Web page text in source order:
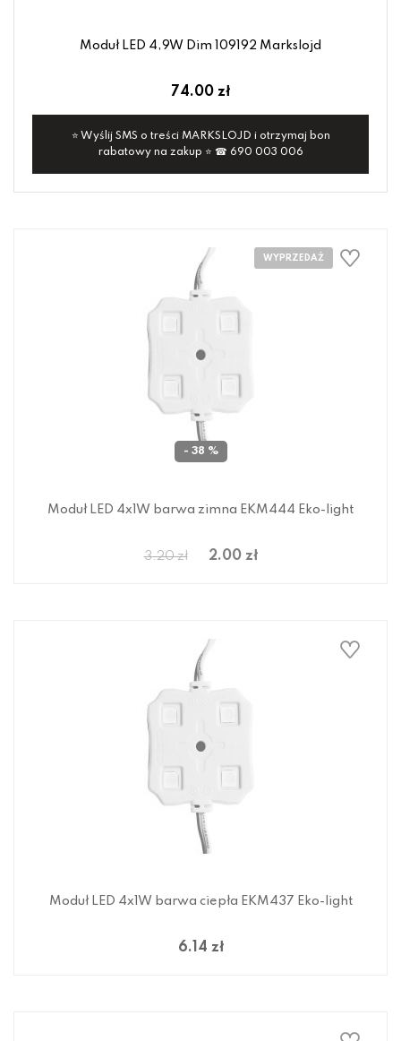
Moduł LED 4,9W Dim 109192 Markslojd
74.00 zł
⭐ Wyślij SMS o treści MARKSLOJD i otrzymaj bon
rabatowy na zakup ⭐ ☎ 690 003 006
- 38 %
Moduł LED 4x1W barwa zimna EKM444 Eko-light
3.20 zł 2.00 zł
Moduł LED 4x1W barwa ciepła EKM437 Eko-light
6.14 zł